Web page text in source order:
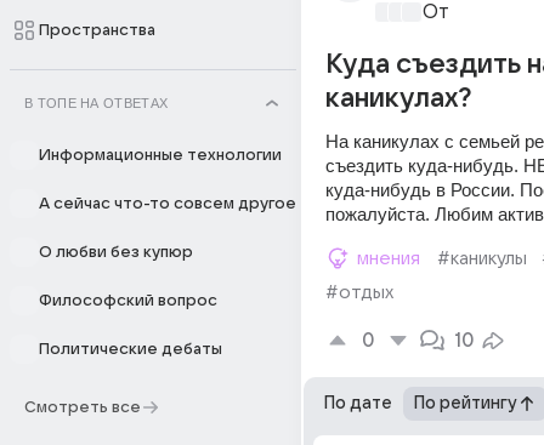
Пространства
В ТОПЕ НА ОТВЕТАХ
Информационные технологии
А сейчас что-то совсем другое
О любви без купюр
Философский вопрос
Политические дебаты
Смотреть все
Отпуск
Куда съездить
каникулах?
На каникулах с семьей
съездить куда-нибудь.
куда-нибудь в России.
пожалуйста. Любим
мнения #каникулы
#отдых
0 10
По дате По рейтингу